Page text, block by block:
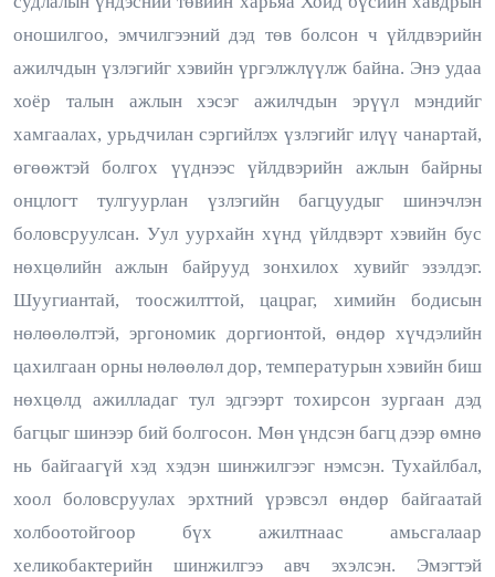
оношилгоо, эмчилгээний дэд төв болсон ч үйлдвэрийн
ажилчдын үзлэгийг хэвийн үргэлжлүүлж байна. Энэ удаа
хоёр талын ажлын хэсэг ажилчдын эрүүл мэндийг
хамгаалах, урьдчилан сэргийлэх үзлэгийг илүү чанартай,
өгөөжтэй болгох үүднээс үйлдвэрийн ажлын байрны
онцлогт тулгуурлан үзлэгийн багцуудыг шинэчлэн
боловсруулсан. Уул уурхайн хүнд үйлдвэрт хэвийн бус
нөхцөлийн ажлын байрууд зонхилох хувийг эзэлдэг.
Шуугиантай, тоосжилттой, цацраг, химийн бодисын
нөлөөлөлтэй, эргономик доргионтой, өндөр хүчдэлийн
цахилгаан орны нөлөөлөл дор, температурын хэвийн биш
нөхцөлд ажилладаг тул эдгээрт тохирсон зургаан дэд
багцыг шинээр бий болгосон. Мөн үндсэн багц дээр өмнө
нь байгаагүй хэд хэдэн шинжилгээг нэмсэн. Тухайлбал,
хоол боловсруулах эрхтний үрэвсэл өндөр байгаатай
холбоотойгоор бүх ажилтнаас амьсгалаар
хеликобактерийн шинжилгээ авч эхэлсэн. Эмэгтэй